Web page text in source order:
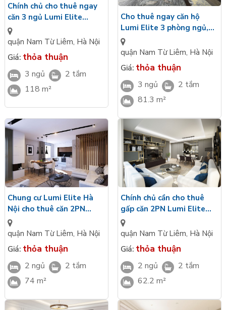
Chính chủ cho thuê ngay
căn 3 ngủ Lumi Elite
118m2, hướng Đông Nam,
đủ đồ
quận Nam Từ Liêm, Hà Nội
Giá: thỏa thuận
3 ngủ
2 tắm
118 m²
Cho thuê ngay căn hộ
Lumi Elite 3 phòng ngủ,
81,3m2, hướng Tây tứ
trạch, full đồ
quận Nam Từ Liêm, Hà Nội
Giá: thỏa thuận
3 ngủ
2 tắm
81.3 m²
Chung cư Lumi Elite Hà
Nội cho thuê căn 2PN
74m2, Bắc, full đồ
quận Nam Từ Liêm, Hà Nội
Giá: thỏa thuận
2 ngủ
2 tắm
74 m²
Chính chủ cần cho thuê
gấp căn 2PN Lumi Elite
62,2m2, Nam, đủ đồ, giá
tốt
quận Nam Từ Liêm, Hà Nội
Giá: thỏa thuận
2 ngủ
2 tắm
62.2 m²